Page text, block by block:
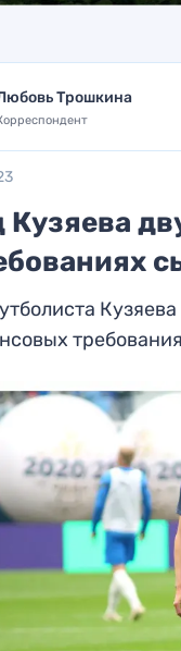
Трошкина
Кузяева